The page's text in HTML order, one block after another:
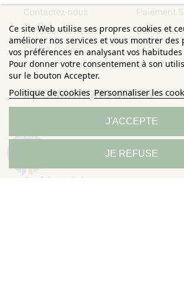
Ce site Web utilise ses propres cookies et
améliorer nos services et vous montrer des
vos préférences en analysant vos
Pour donner votre consentement à son
sur le bouton Accepter.
Politique de cookies Personnaliser les
JE REFUSE
J'ACCEPTE
Livraison et Retour
Click & Collect
Demander
FAQ
INFORMATIONS UTILES
Conditions Générales de
Ventes
Mentions